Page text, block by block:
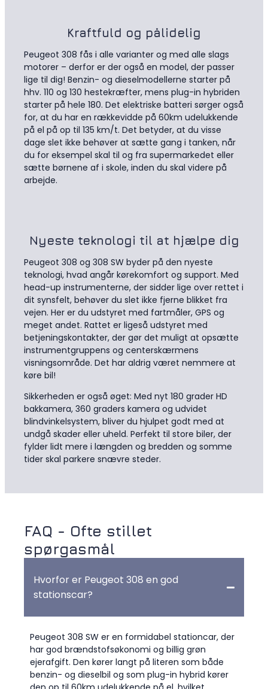
Kraftfuld og pålidelig
Peugeot 308 fås i alle varianter og med alle slags
motorer – derfor er der også en model, der passer
lige til dig! Benzin- og dieselmodellerne starter på
hhv. 110 og 130 hestekræfter, mens plug-in hybriden
starter på hele 180. Det elektriske batteri sørger også
for, at du har en rækkevidde på 60km udelukkende
på el på op til 135 km/t. Det betyder, at du visse
dage slet ikke behøver at sætte gang i tanken, når
du for eksempel skal til og fra supermarkedet eller
sætte børnene af i skole, inden du skal videre på
arbejde.
Nyeste teknologi til at hjælpe dig
Peugeot 308 og 308 SW byder på den nyeste
teknologi, hvad angår kørekomfort og support. Med
head-up instrumenterne, der sidder lige over rettet i
dit synsfelt, behøver du slet ikke fjerne blikket fra
vejen. Her er du udstyret med fartmåler, GPS og
meget andet. Rattet er ligeså udstyret med
betjeningskontakter, der gør det muligt at opsætte
instrumentgruppens og centerskærmens
visningsområde. Det har aldrig været nemmere at
køre bil!
Sikkerheden er også øget: Med nyt 180 grader HD
bakkamera, 360 graders kamera og udvidet
blindvinkelsystem, bliver du hjulpet godt med at
undgå skader eller uheld. Perfekt til store biler, der
fylder lidt mere i længden og bredden og somme
tider skal parkere snævre steder.
FAQ - Ofte stillet
spørgasmål
Hvorfor er Peugeot 308 en god
stationscar?
Peugeot 308 SW er en formidabel stationcar, der
har god brændstofsøkonomi og billig grøn
ejerafgift. Den kører langt på literen som både
benzin- og dieselbil og som plug-in hybrid kører